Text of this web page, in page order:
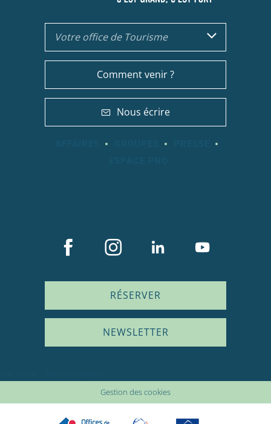
Votre office de Tourisme
Comment venir ?
Nous écrire
RÉSERVER
NEWSLETTER
Gestion des cookies